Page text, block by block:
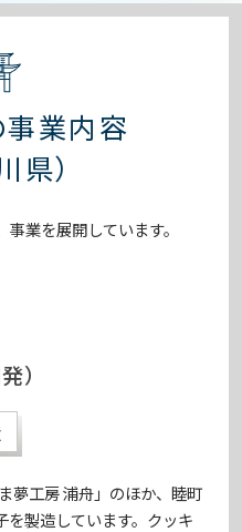
業内容
県）
業を展開しています。
）
夢工房 浦舟」のほか、睦町
を製造しています。クッキ